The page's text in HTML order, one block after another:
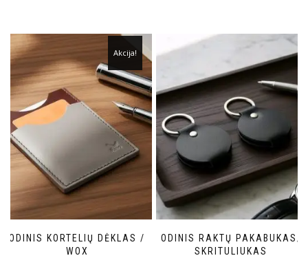
ODINIS KORTELIŲ DĖKLAS /
WOX
Akcija!
ODINIS RAKTŲ PAKABUKAS/
SKRITULIUKAS